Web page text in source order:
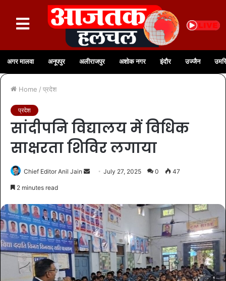
अगर मालवा अनूपपुर अलीराजपुर अशोक नगर इंदौर उज्जैन
Home / प्रदेश
प्रदेश
सांदीपनि विद्यालय में विधिक
साक्षरता शिविर लगाया
Chief Editor Anil Jain July 27, 2025 0 47
2 minutes read